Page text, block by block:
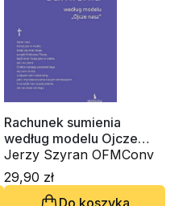
Rachunek sumienia
według modelu Ojcze
nasz
Jerzy Szyran OFMConv
29,90 zł
Do koszyka